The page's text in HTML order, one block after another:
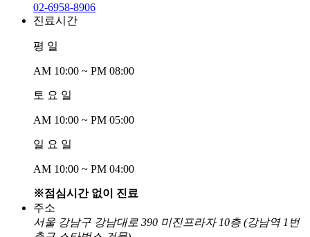
02-6958-8906
진료시간
평 일
AM 10:00 ~ PM 08:00
토 요 일
AM 10:00 ~ PM 05:00
일 요 일
AM 10:00 ~ PM 04:00
※점심시간 없이 진료
주소
서울 강남구 강남대로 390 미진프라자 10층 (강남역 1번